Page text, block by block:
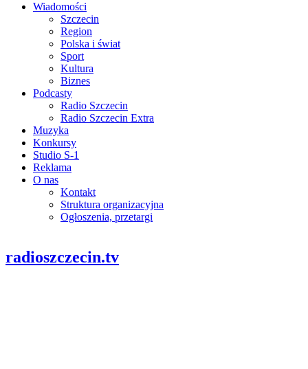
Wiadomości
Szczecin
Region
Polska i świat
Sport
Kultura
Biznes
Podcasty
Radio Szczecin
Radio Szczecin Extra
Muzyka
Konkursy
Studio S-1
Reklama
O nas
Kontakt
Struktura organizacyjna
Ogłoszenia, przetargi
radioszczecin.tv